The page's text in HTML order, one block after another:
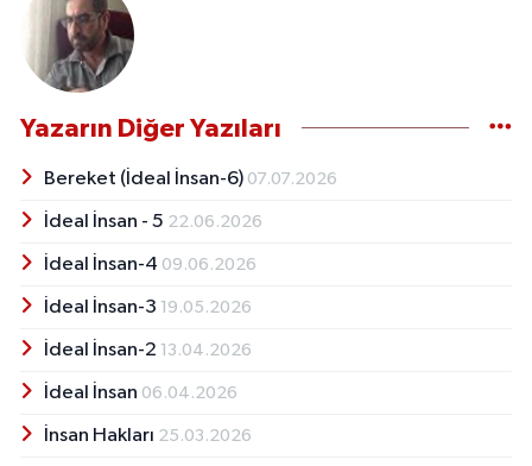
Yazarın Diğer Yazıları
Bereket (İdeal İnsan-6) 07.07.2026
İdeal İnsan - 5 22.06.2026
İdeal İnsan-4 09.06.2026
İdeal İnsan-3 19.05.2026
İdeal İnsan-2 13.04.2026
İdeal İnsan 06.04.2026
İnsan Hakları 25.03.2026